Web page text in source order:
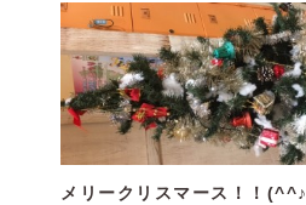
メリークリスマース！！(^^♪